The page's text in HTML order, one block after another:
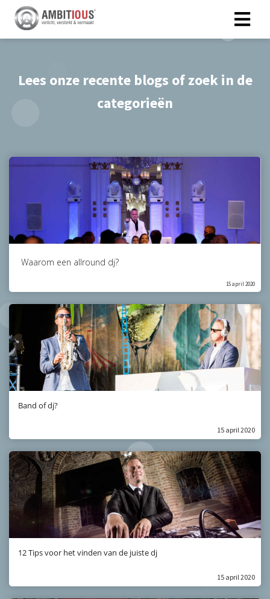
Lees onze recente blogs of zoek in de
categorieën
Waarom een allround dj?
15 april 2020
Band of dj?
15 april 2020
12 Tips voor het vinden van de juiste dj
15 april 2020